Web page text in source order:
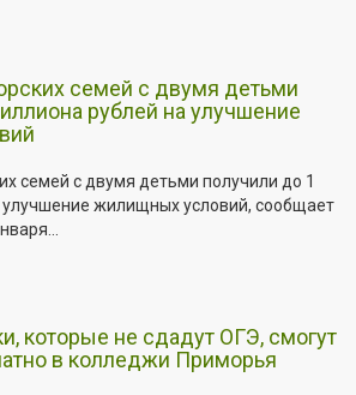
семей с двумя детьми
рублей на улучшение
семей с двумя детьми получили до 1
жилищных условий, сообщает
которые не сдадут ОГЭ, смогут
в колледжи Приморья